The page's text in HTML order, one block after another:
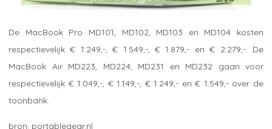
De MacBook Pro MD101, MD102, MD103 en MD104 kosten
respectievelijk € 1.249,-, € 1.549,-, € 1.879,- en € 2.279,-. De
MacBook Air MD223, MD224, MD231 en MD232 gaan voor
respectievelijk € 1.049,-, € 1.149,-, € 1.249,- en € 1.549,- over de
toonbank.
portablegear.nl